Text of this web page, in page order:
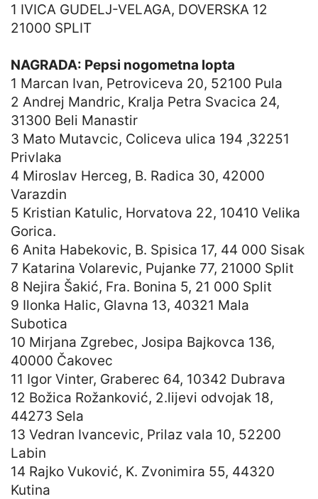
1 IVICA GUDELJ-VELAGA, DOVERSKA 12
21000 SPLIT
NAGRADA: Pepsi nogometna lopta
1 Marcan Ivan, Petroviceva 20, 52100 Pula
2 Andrej Mandric, Kralja Petra Svacica 24,
31300 Beli Manastir
3 Mato Mutavcic, Coliceva ulica 194 ,32251
Privlaka
4 Miroslav Herceg, B. Radica 30, 42000
Varazdin
5 Kristian Katulic, Horvatova 22, 10410 Velika
Gorica.
6 Anita Habekovic, B. Spisica 17, 44 000 Sisak
7 Katarina Volarevic, Pujanke 77, 21000 Split
8 Nejira Šakić, Fra. Bonina 5, 21 000 Split
9 Ilonka Halic, Glavna 13, 40321 Mala
Subotica
10 Mirjana Zgrebec, Josipa Bajkovca 136,
40000 Čakovec
11 Igor Vinter, Graberec 64, 10342 Dubrava
12 Božica Rožanković, 2.lijevi odvojak 18,
44273 Sela
13 Vedran Ivancevic, Prilaz vala 10, 52200
Labin
14 Rajko Vuković, K. Zvonimira 55, 44320
Kutina